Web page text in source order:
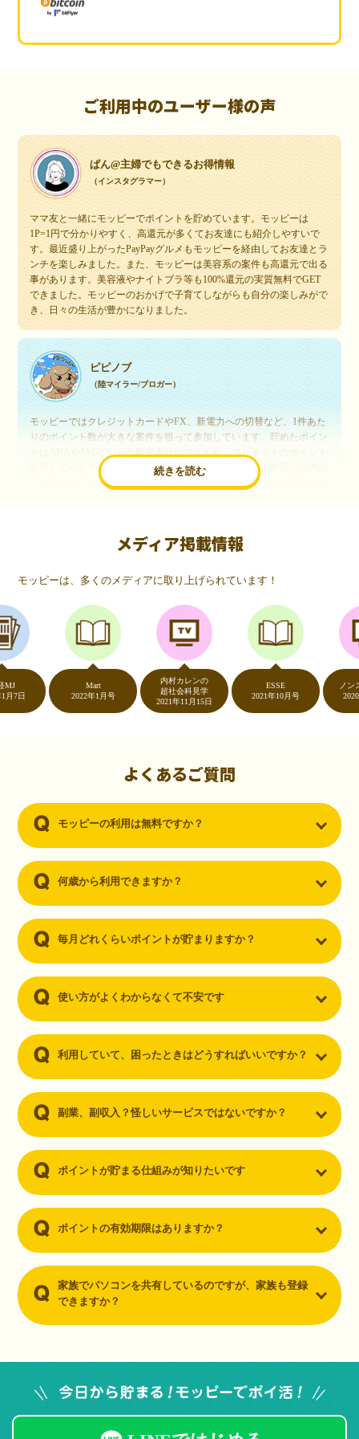
ご利用中のユーザー様の声
ぱん@主婦でもできるお得情報
（インスタグラマー）
ママ友と一緒にモッピーでポイントを貯めています。モッピーは
1P=1円で分かりやすく、高還元が多くてお友達にも紹介しやすいで
す。最近盛り上がったPayPayグルメもモッピーを経由してお友達とラ
ンチを楽しみました。また、モッピーは美容系の案件も高還元で出る
事があります。美容液やナイトブラ等も100%還元の実質無料でGET
できました。モッピーのおかげで子育てしながらも自分の楽しみがで
き、日々の生活が豊かになりました。
続きを読む
ピピノブ
（陸マイラー/ブロガー）
モッピーではクレジットカードやFX、新電力への切替など、1件あた
りのポイント数が大きな案件を狙って参加しています。貯めたポイン
交換しています。このようにすることで、ほぼ無料で年数回の国内旅
行や海外旅行を実現しています。モッピーは陸マイラーや旅行好きに
いつものネットショッピングが、モッピーでお得
（20代・女性）
友達に勧められてモッピーをはじめました。空いた時間にスマホで買
い物をすることが多いのですが、モッピーを経由するだけでショップ
のポイントとモッピーのポイントが二重で貯まることを知り、ビック
リ…！いつものネットショッピングをモッピーを経由するだけでポイ
ントが貯まるなんて…もっと早く教えてほしかった～！貯まったポイ
ントはギフト券に交換して、プチ贅沢を楽しんでます♪
（30代・男性）
ーを知りました。クレジットカードを発行するだけでポイントが貯ま
るならと無料登録して、クレジットカードの発行やアプリダウンロー
メディア掲載情報
モッピーは、多くのメディアに取り上げられています！
2022年1月号
内村カレンの
超社会科見学
2021年11月15日
2021年10月号
ノンストッ
2020年5月
よくあるご質問
モッピーの利用は無料ですか？
何歳から利用できますか？
毎月どれくらいポイントが貯まりますか？
使い方がよくわからなくて不安です
利用していて、困ったときはどうすればいいですか？
副業、副収入？怪しいサービスではないですか？
ポイントが貯まる仕組みが知りたいです
ポイントの有効期限はありますか？
家族でパソコンを共有しているのですが、家族も登録
できますか？